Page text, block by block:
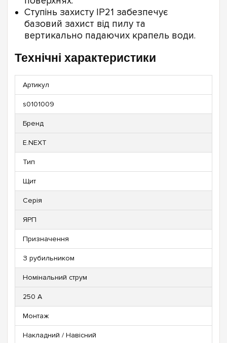
Ступінь захисту IP21 забезпечує
базовий захист від пилу та
вертикально падаючих крапель води.
Технічні характеристики
Артикул
s0101009
Бренд
E.NEXT
Тип
Щит
Серія
ЯРП
Призначення
З рубильником
Номінальний струм
250 A
Монтаж
Накладний / Навісний